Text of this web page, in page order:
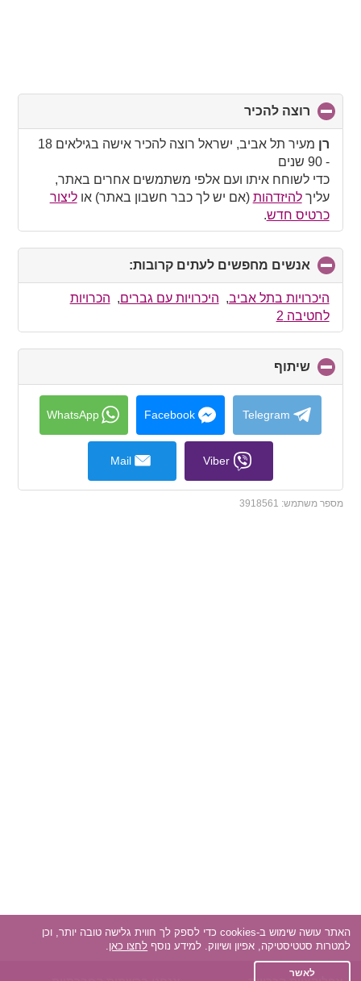
רוצה להכיר
to
collapse
רן
מעיר תל אביב, ישראל רוצה להכיר אישה בגילאים 18
- 90 שנים
כדי לשוחח איתו ועם אלפי משתמשים אחרים באתר,
עליךלהיזדהות (אם יש לך כבר חשבון באתר) אוליצור
כרטיס חדש.
אנשים מחפשים לעתים קרובות:
to
collapse
היכרויות בתל אביב, היכרויות עם גברים, הכרויות
לחטיבה 2
שיתוף
to
collapse
contents
Telegram
Facebook
WhatsApp
Viber
Mail
מספר משתמש: 3918561
האתר עושה שימוש ב-cookies כדי לספק לך חווית גלישה טובה יותר, וכן
למטרות סטטיסטיקה, אפיון ושיווק. למידע נוסף לחצו כאן.
לאשר